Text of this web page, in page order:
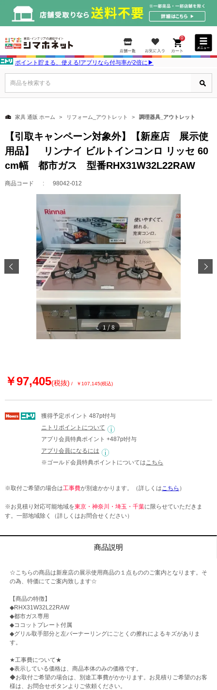
0
ポイント貯まる、使える!アプリなら付与率が2倍に▶
商品を検索する
家具 通販 ホーム リフォーム_アウトレット 調理器具_アウトレット
【引取キャンペーン対象外】【新座店 展示使
用品】 リンナイ ビルトインコンロ リッセ 60
cm幅 都市ガス 型番RHX31W32L22RAW
商品コード 98042-012
1/8
￥97,405(税抜) ￥107,145(税込)
獲得予定ポイント 487pt付与
ニトリポイントについて
アプリ会員特典ポイント +487pt付与
アプリ会員になるには
※ゴールド会員特典ポイントについては こちら
※取付ご希望の場合は工事費が別途かかります。（詳しくは こちら ）
※お見積り対応可能地域を東京・神奈川・埼玉・千葉に限らせていただきま
す。一部地域除く（詳しくはお問合せください）
商品説明
☆こちらの商品は新座店の展示使用商品の１点もののご案内となります。そ
の為、特価にてご案内致します☆
【商品の特徴】
◆RHX31W32L22RAW
◆都市ガス専用
◆ココットプレート付属
◆グリル取手部分と左バーナーリングにごとくの擦れによるキズがありま
す。
★工事費について★
◆表示している価格は、商品本体のみの価格です。
◆お取付ご希望の場合は、別途工事費がかかります。お見積りご希望のお客
様は、お問合せボタンよりご依頼ください。